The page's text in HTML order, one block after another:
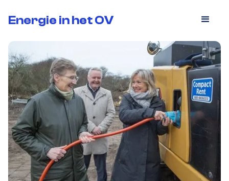
Energie in het OV
Energie in het OV